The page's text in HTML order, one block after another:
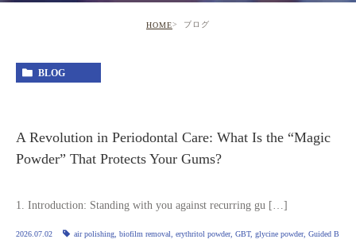
HOME ブログ
BLOG
A Revolution in Periodontal Care: What Is the “Magic
Powder” That Protects Your Gums?
1. Introduction: Standing with you against recurring gu […]
2026.07.02 air polishing biofilm removal erythritol powder, GBT, glycine powder, Guided B